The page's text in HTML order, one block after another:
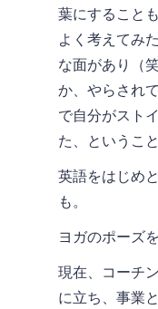
葉にすること
よく考えてみ
な面があり（
か、やらされ
で自分がスト
た、というこ
英語をはじめ
も。
ヨガのポーズ
現在、コーチ
に立ち、事業